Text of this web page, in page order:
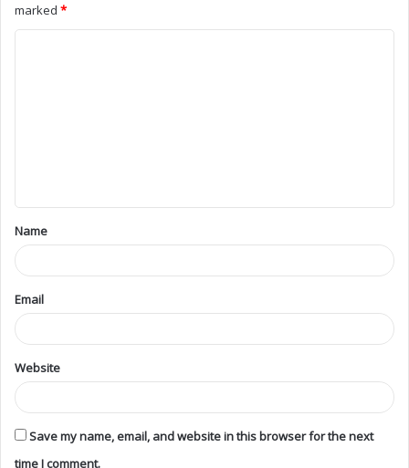
marked *
Name
Email
Website
Save my name, email, and website in this browser for the next
time I comment.